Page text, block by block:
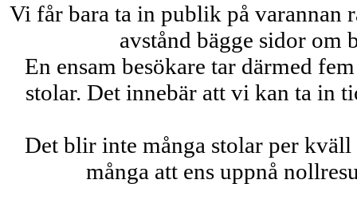
Vi får bara ta in publik på varannan
avstånd bägge sidor om
En ensam besökare tar därmed
stolar. Det innebär att vi kan ta in
Det blir inte många stolar per
många att ens uppnå